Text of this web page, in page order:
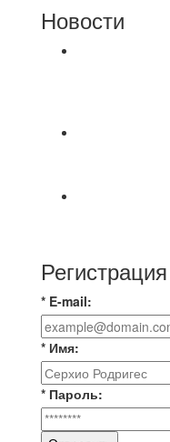
Новости
Регистрация
* E-mail:
* Имя:
* Пароль: